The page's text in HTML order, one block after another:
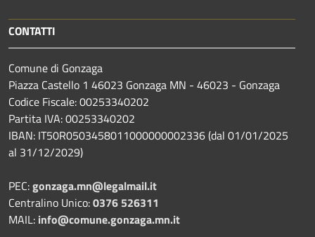
CONTATTI
Comune di Gonzaga
Piazza Castello 1 46023 Gonzaga MN - 46023 - Gonzaga
Codice Fiscale: 00253340202
Partita IVA: 00253340202
IBAN: IT50R0503458011000000002336 (dal 01/01/2025
al 31/12/2029)
PEC:gonzaga.mn@legalmail.it
Centralino Unico:0376 526311
MAIL: info@comune.gonzaga.mn.it